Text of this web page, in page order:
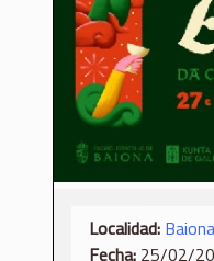
Localidad: Baiona
Fecha: 25/02/